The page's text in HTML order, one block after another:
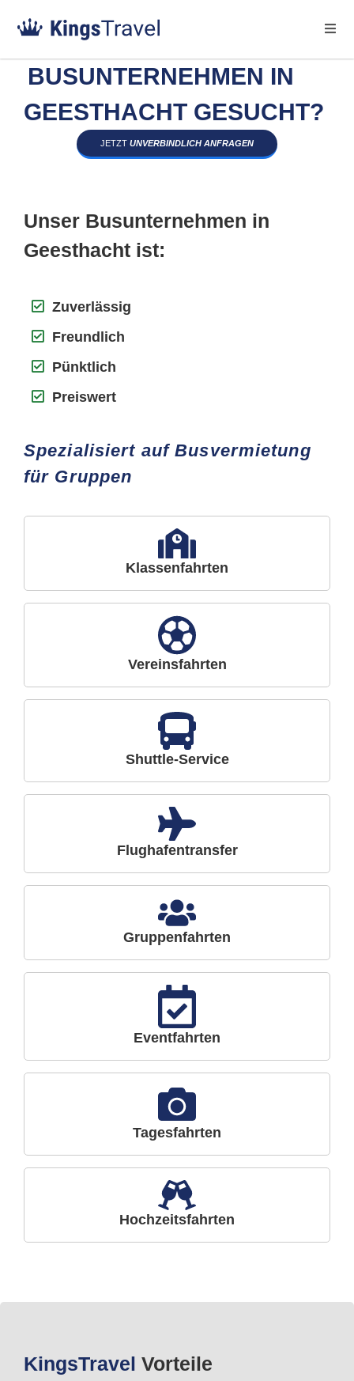
BUSUNTERNEHMEN IN
GEESTHACHT GESUCHT?
JETZT UNVERBINDLICH ANFRAGEN
Unser Busunternehmen in
Geesthacht ist:
Zuverlässig
Freundlich
Pünktlich
Preiswert
Spezialisiert auf Busvermietung
für Gruppen
Klassenfahrten
Vereinsfahrten
Shuttle-Service
Flughafentransfer
Gruppenfahrten
Eventfahrten
Tagesfahrten
Hochzeitsfahrten
KingsTravel Vorteile